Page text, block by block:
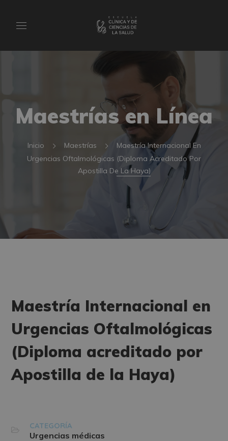
Maestrías en Línea
Inicio Maestrías
Maestría Internacional En
Urgencias Oftalmológicas (Diploma Acreditado Por
Apostilla De La Haya)
Maestría Internacional en
Urgencias Oftalmológicas
(Diploma acreditado por
Apostilla de la Haya)
CATEGORÍA
Urgencias médicas